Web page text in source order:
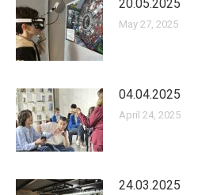
20.05.2025
May 27, 2025
04.04.2025
April 24, 2025
24.03.2025